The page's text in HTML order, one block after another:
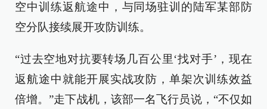
空中训练返航途中，与同场驻训的陆军某部防
空分队接续展开攻防训练。
“过去空地对抗要转场几百公里‘找对手’，现在
返航途中就能开展实战攻防，单架次训练效益
倍增。”走下战机，该部一名飞行员说，“不仅如